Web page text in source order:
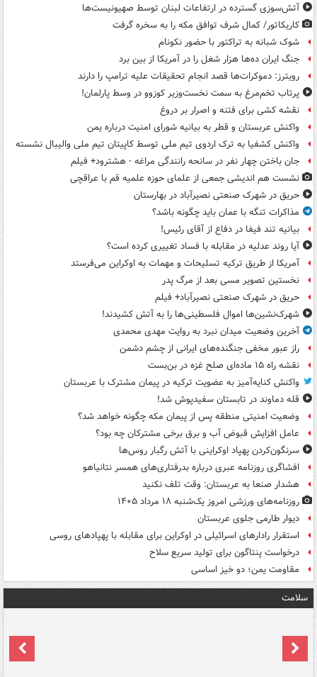
آتش‌سوزی گسترده در ارتفاعات لبنان توسط صهیونیست‌ها
کاریکاتور/ کمال شرف توافق مکه را به سخره گرفت
شوک شبانه به تراکتور با حضور نکونام
جنگ ایران ده‌ها هزار شغل را در آمریکا از بین برد
رویترز: دموکرات‌ها قصد انجام تحقیقات علیه ترامپ را دارند
پرتاب تخم‌مرغ به سمت نخست‌وزیر کوزوو در وسط پارلمان!
نقشه کشی برای فتنه و اصرار بر دروغ
واکنش عربستان و قطر به بیانیه شورای امنیت درباره یمن
واکنش کشفیا به ترک اردوی تیم ملی توسط کاپیتان تیم ملی والیبال نشسته
جان باختن چهار نفر در سانحه رانندگی مراغه - هشترود+ فیلم
نشست هم اندیشی جمعی از علمای حوزه علمیه قم با عراقچی
حریق در شهرک صنعتی نصیرآباد در بهارستان
مذاکرات تنگه با عمان باید چگونه باشد؟
بیانیه تند فیفا در دفاع از آقای رئیس!
آیا روند عدلیه در مقابله با فساد تغییری کرده است؟
آمریکا از طریق ترکیه تسلیحات و مهمات به اوکراین می‌فرستد
نخستین تصویر مسی بعد از مرگ پدر
حریق در شهرک صنعتی نصیرآباد+ فیلم
شهرک‌نشین‌ها اموال فلسطینی‌ها را به آتش کشیدند!
آخرین وضعیت میدان نبرد به روایت مهدی محمدی
راز عبور مخفی جنگنده‌های ایرانی از چشم دشمن
نقشه راه ۱۵ ماده‌ای صلح غزه در بن‌بست
واکنش کنایه‌آمیز به عضویت ترکیه در پیمان مشترک با عربستان
قله دماوند در تابستان سفیدپوش شد!
وضعیت امنیتی منطقه پس از پیمان مکه چگونه خواهد شد؟
عامل افزایش قبوض آب و برق برخی مشترکان چه بود؟
سرنگون‌کردن پهپاد اوکراینی با آتش رگبار روس‌ها
افشاگری روزنامه عبری درباره بدرفتاری‌های همسر نتانیاهو
هشدار صنعا به عربستان: وقت تلف نکنید
روزنامه‌های ورزشی امروز یک‌شنبه ۱۸ مرداد ۱۴۰۵
دیوار طارمی جلوی عربستان
استقرار رادارهای اسرائیلی در اوکراین برای مقابله با پهپادهای روسی
درخواست پنتاگون برای تولید سریع سلاح
مقاومت یمن؛ دو خیز اساسی
سلامت